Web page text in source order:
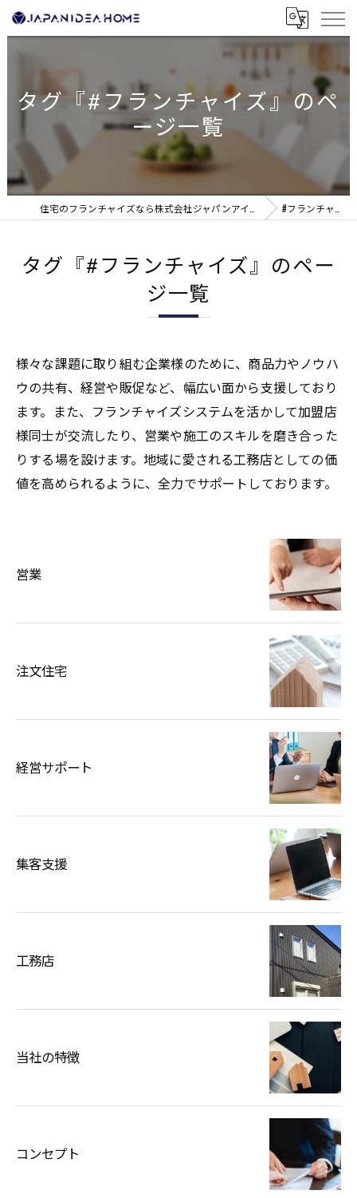
タグ『#フランチャイズ』のペ
ージ一覧
#フランチャイズ
タグ『#フランチャイズ』のペー
ジ一覧
様々な課題に取り組む企業様のために、商品力やノウハ
ウの共有、経営や販促など、幅広い面から支援しており
ます。また、フランチャイズシステムを活かして加盟店
様同士が交流したり、営業や施工のスキルを磨き合った
りする場を設けます。地域に愛される工務店としての価
値を高められるように、全力でサポートしております。
営業
注文住宅
経営サポート
集客支援
工務店
当社の特徴
コンセプト